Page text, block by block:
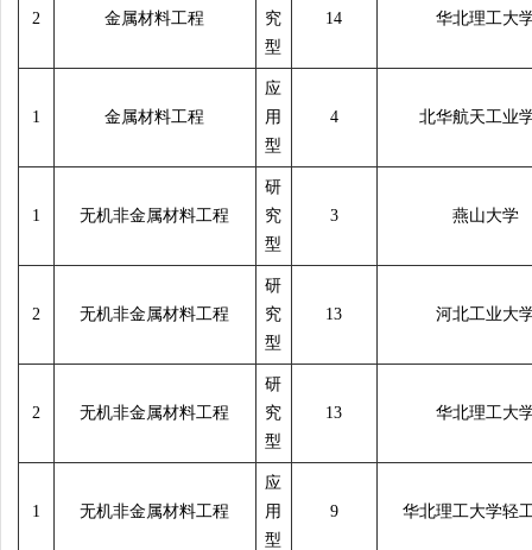
2 金属材料工程
究
型
14 华北理工大
1 金属材料工程
应
用
型
4 北华航天工业
1 无机非金属材料工程
研
究
型
3 燕山大学
2 无机非金属材料工程
研
究
型
13 河北工业大
2 无机非金属材料工程
研
究
型
13 华北理工大
1 无机非金属材料工程
应
用
型
9 华北理工大学轻